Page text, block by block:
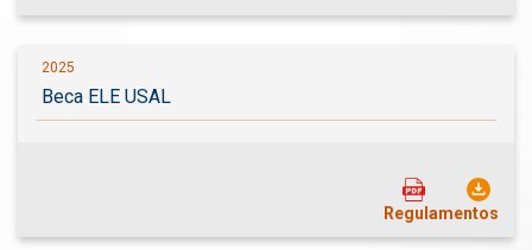
2025
Beca ELE USAL
Regulamentos